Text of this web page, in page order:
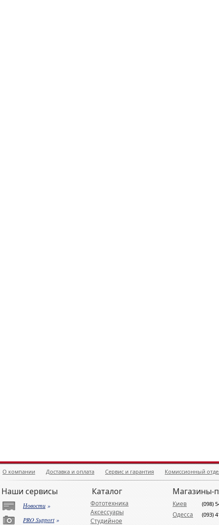
О компании Доставка и оплата Сервис и гарантия Комиссионный
Наши сервисы
Новости»
PRO Support»
Каталог
Фототехника
Аксессуары
Студийное
Магазины-
Киев (098)
Одесса (093)